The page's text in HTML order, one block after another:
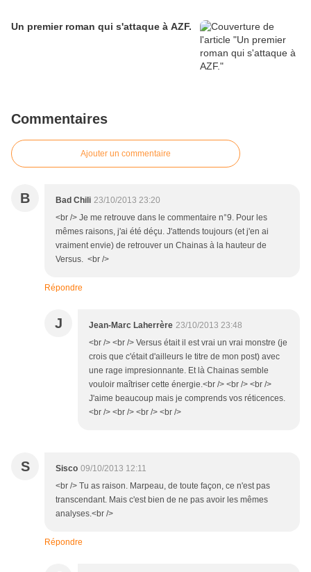
Un premier roman qui s'attaque à AZF.
Commentaires
Ajouter un commentaire
B Bad Chili 23/10/2013 23:20
<br /> Je me retrouve dans le commentaire n°9. Pour les
mêmes raisons, j'ai été déçu. J'attends toujours (et j'en ai
vraiment envie) de retrouver un Chainas à la hauteur de
Versus. <br />
Répondre
J Jean-Marc Laherrère 23/10/2013 23:48
<br /> <br /> Versus était il est vrai un vrai monstre (je
crois que c'était d'ailleurs le titre de mon post) avec
une rage impresionnante. Et là Chainas semble
vouloir maîtriser cette énergie.<br /> <br /> <br />
J'aime beaucoup mais je comprends vos réticences.
<br /> <br /> <br /> <br />
S Sisco 09/10/2013 12:11
<br /> Tu as raison. Marpeau, de toute façon, ce n'est pas
transcendant. Mais c'est bien de ne pas avoir les mêmes
analyses.<br />
Répondre